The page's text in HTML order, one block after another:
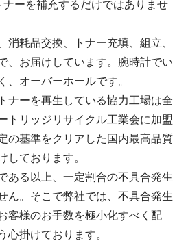
ーを補充するだけではありませ
消耗品交換、トナー充填、組立、
、お届けしています。腕時計でい
、オーバーホールです。
ナーを再生している協力工場は全
トリッジリサイクル工業会に加盟
の基準をクリアした国内最高品質
しております。
ある以上、一定割合の不具合発生
ん。そこで弊社では、不具合発生
客様のお手数を極小化すべく配
心掛けております。